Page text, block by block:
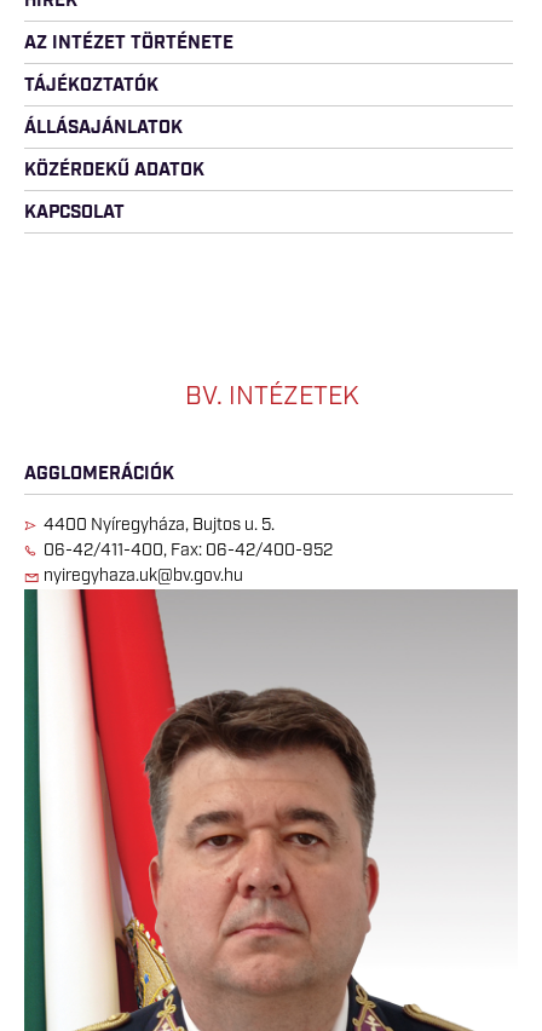
AZ INTÉZET TÖRTÉNETE
TÁJÉKOZTATÓK
ÁLLÁSAJÁNLATOK
KÖZÉRDEKŰ ADATOK
KAPCSOLAT
BV. INTÉZETEK
AGGLOMERÁCIÓK
4400 Nyíregyháza, Bujtos u. 5.
06-42/411-400, Fax: 06-42/400-952
nyiregyhaza.uk@bv.gov.hu